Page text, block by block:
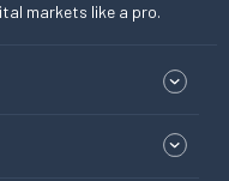
markets like a pro.